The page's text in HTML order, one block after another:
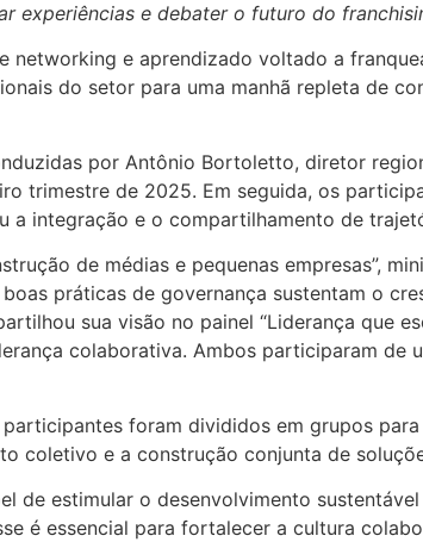
experiências e debater o futuro do
e aprendizado voltado a
do setor para uma manhã repleta de
por Antônio Bortoletto, diretor
trimestre de 2025. Em seguida, os
integração e o compartilhamento de
de médias e pequenas empresas”,
práticas de governança sustentam o
sua visão no painel “Liderança que
colaborativa. Ambos participaram
foram divididos em grupos
coletivo e a construção conjunta de
de estimular o desenvolvimento
é essencial para fortalecer a cultura